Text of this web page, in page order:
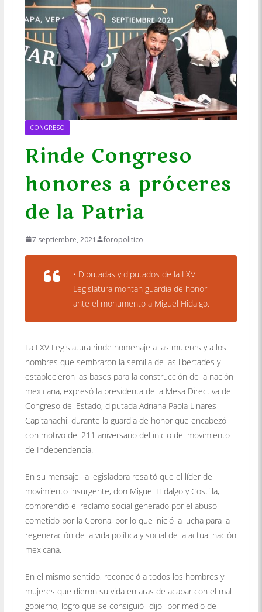
CONGRESO
Rinde Congreso
honores a próceres
de la Patria
7 septiembre, 2021 foropolitico
• Diputadas y diputados de la LXV
Legislatura montan guardia de honor
ante el monumento a Miguel Hidalgo.
La LXV Legislatura rinde homenaje a las mujeres y a los
hombres que sembraron la semilla de las libertades y
establecieron las bases para la construcción de la nación
mexicana, expresó la presidenta de la Mesa Directiva del
Congreso del Estado, diputada Adriana Paola Linares
Capitanachi, durante la guardia de honor que encabezó
con motivo del 211 aniversario del inicio del movimiento
de Independencia.
En su mensaje, la legisladora resaltó que el líder del
movimiento insurgente, don Miguel Hidalgo y Costilla,
comprendió el reclamo social generado por el abuso
cometido por la Corona, por lo que inició la lucha para la
regeneración de la vida política y social de la actual nación
mexicana.
En el mismo sentido, reconoció a todos los hombres y
mujeres que dieron su vida en aras de acabar con el mal
gobierno, logro que se consiguió -dijo- por medio de